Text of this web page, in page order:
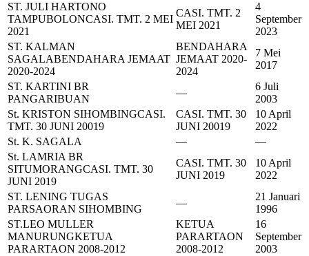
ST. JULI HARTONO
TAMPUBOLONCASI. TMT. 2 MEI
2021
CASI. TMT. 2
MEI 2021
4
September
2023
ST. KALMAN
SAGALABENDAHARA JEMAAT
2020-2024
BENDAHARA
JEMAAT 2020-
2024
7 Mei
2017
ST. KARTINI BR
PANGARIBUAN
—
6 Juli
2003
St. KRISTON SIHOMBINGCASI.
TMT. 30 JUNI 20019
CASI. TMT. 30
JUNI 20019
10 April
2022
St. K. SAGALA
—
—
St. LAMRIA BR
SITUMORANGCASI. TMT. 30
JUNI 2019
CASI. TMT. 30
JUNI 2019
10 April
2022
ST. LENING TUGAS
PARSAORAN SIHOMBING
—
21 Januari
1996
ST.LEO MULLER
MANURUNGKETUA
PARARTAON 2008-2012
KETUA
PARARTAON
2008-2012
16
September
2003